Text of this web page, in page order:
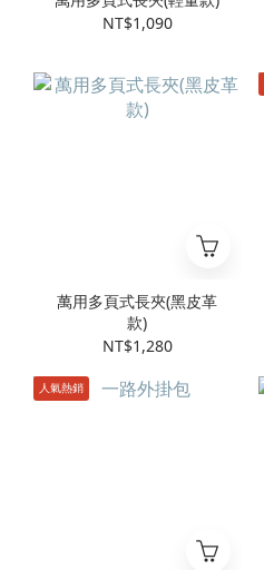
NT$1,090
萬用多頁式長夾(黑皮革
款)
NT$1,280
人氣熱銷